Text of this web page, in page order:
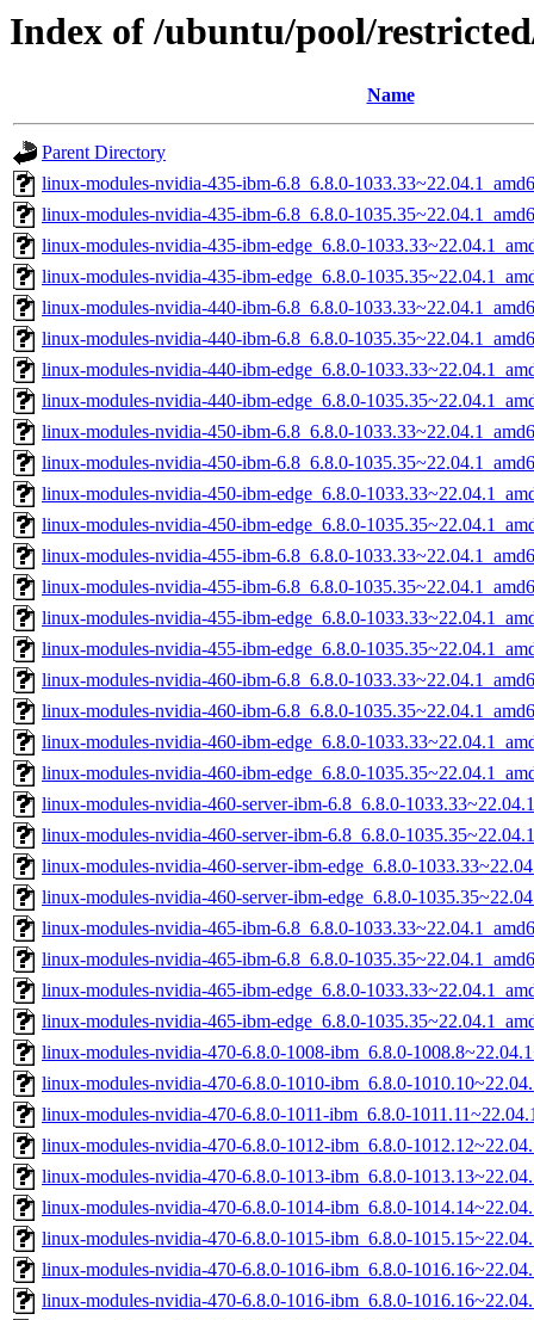
Index of /ubuntu/pool/
Name
Parent Directory
linux-modules-nvidia-435-ibm-6.8_6.8.0-
linux-modules-nvidia-435-ibm-6.8_6.8.0-
linux-modules-nvidia-435-ibm-edge_6.8.0-
linux-modules-nvidia-435-ibm-edge_6.8.0-
linux-modules-nvidia-440-ibm-6.8_6.8.0-
linux-modules-nvidia-440-ibm-6.8_6.8.0-
linux-modules-nvidia-440-ibm-edge_6.8.0-
linux-modules-nvidia-440-ibm-edge_6.8.0-
linux-modules-nvidia-450-ibm-6.8_6.8.0-
linux-modules-nvidia-450-ibm-6.8_6.8.0-
linux-modules-nvidia-450-ibm-edge_6.8.0-
linux-modules-nvidia-450-ibm-edge_6.8.0-
linux-modules-nvidia-455-ibm-6.8_6.8.0-
linux-modules-nvidia-455-ibm-6.8_6.8.0-
linux-modules-nvidia-455-ibm-edge_6.8.0-
linux-modules-nvidia-455-ibm-edge_6.8.0-
linux-modules-nvidia-460-ibm-6.8_6.8.0-
linux-modules-nvidia-460-ibm-6.8_6.8.0-
linux-modules-nvidia-460-ibm-edge_6.8.0-
linux-modules-nvidia-460-ibm-edge_6.8.0-
linux-modules-nvidia-460-server-ibm-6.8_6.8.0-
linux-modules-nvidia-460-server-ibm-6.8_6.8.0-
linux-modules-nvidia-460-server-ibm-edge_6.8.0-
linux-modules-nvidia-460-server-ibm-edge_6.8.0-
linux-modules-nvidia-465-ibm-6.8_6.8.0-
linux-modules-nvidia-465-ibm-6.8_6.8.0-
linux-modules-nvidia-465-ibm-edge_6.8.0-
linux-modules-nvidia-465-ibm-edge_6.8.0-
linux-modules-nvidia-470-6.8.0-1008-ibm_6.8.0-
linux-modules-nvidia-470-6.8.0-1010-ibm_6.8.0-
linux-modules-nvidia-470-6.8.0-1011-ibm_6.8.0-
linux-modules-nvidia-470-6.8.0-1012-ibm_6.8.0-
linux-modules-nvidia-470-6.8.0-1013-ibm_6.8.0-
linux-modules-nvidia-470-6.8.0-1014-ibm_6.8.0-
linux-modules-nvidia-470-6.8.0-1015-ibm_6.8.0-
linux-modules-nvidia-470-6.8.0-1016-ibm_6.8.0-
linux-modules-nvidia-470-6.8.0-1016-ibm_6.8.0-